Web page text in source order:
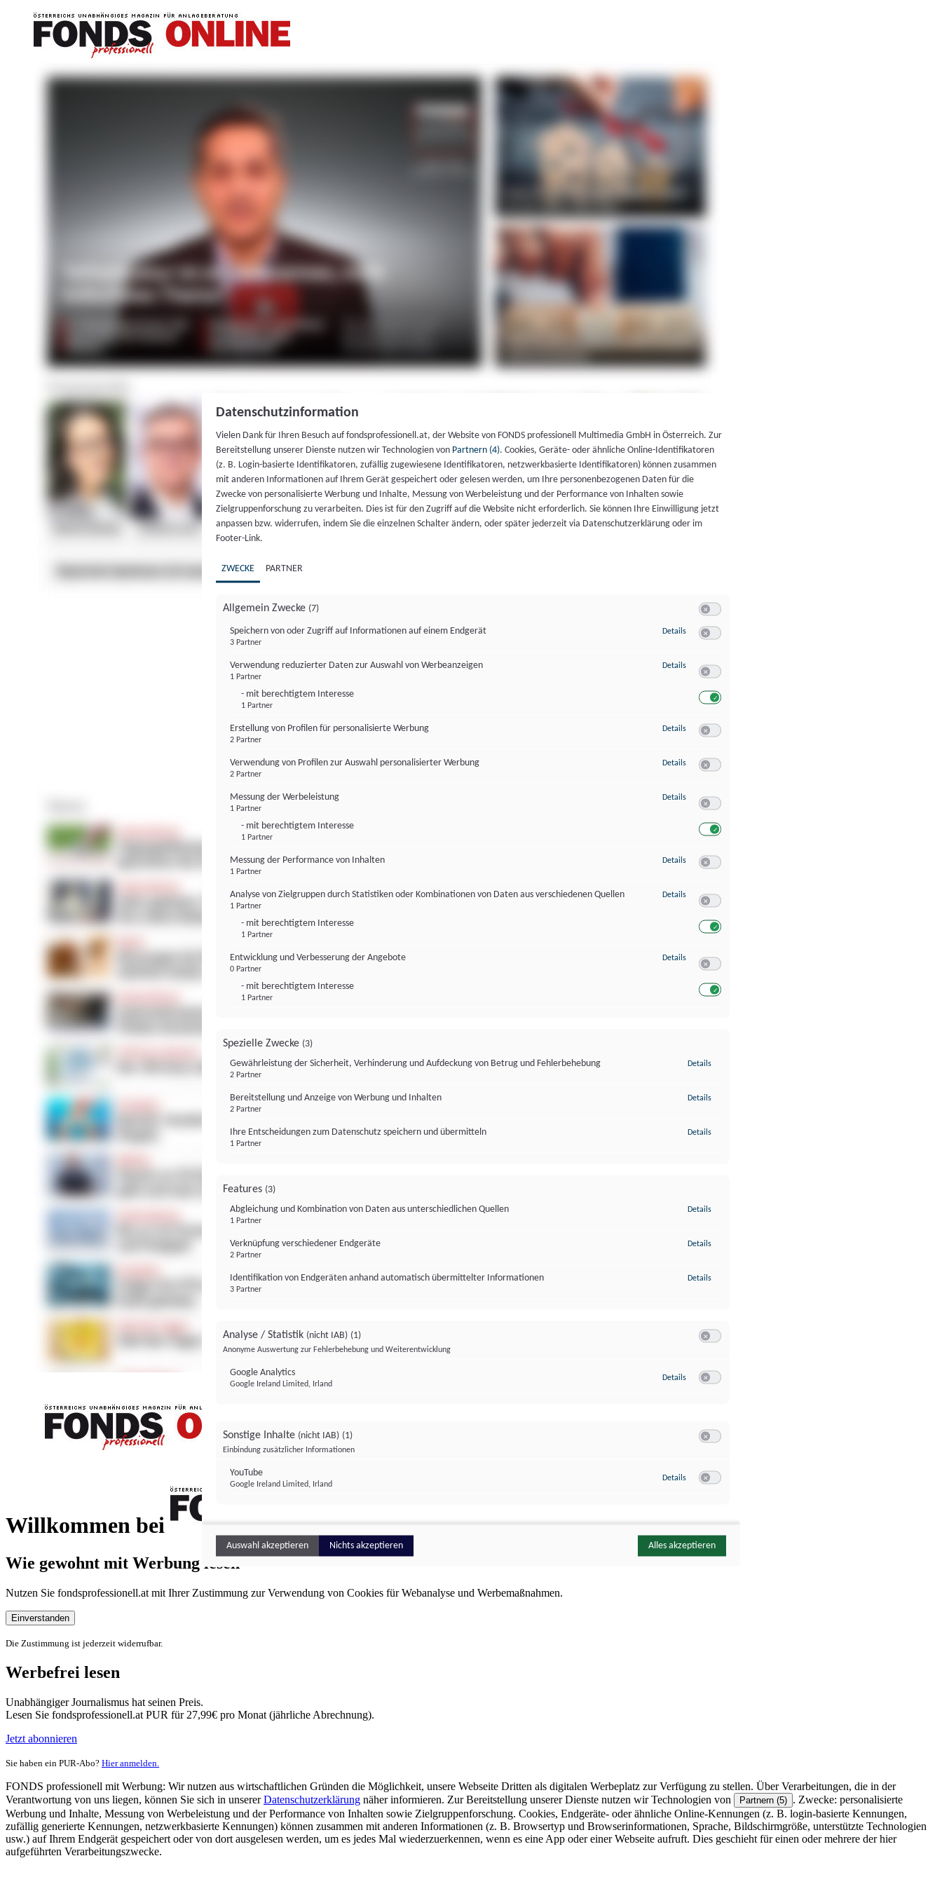
Willkommen bei
FONDS professionell
Wie gewohnt mit Werbung lesen
Nutzen Sie fondsprofessionell.at mit Ihrer Zustimmung zur Verwendung von Cookies für Webanalyse und Werbemaßnahmen.
Einverstanden
Die Zustimmung ist jederzeit widerrufbar.
Werbefrei lesen
Unabhängiger Journalismus hat seinen Preis.
Lesen Sie fondsprofessionell.at PUR für 27,99€ pro Monat (jährliche Abrechnung).
Jetzt abonnieren
Sie haben ein PUR-Abo? Hier anmelden.
FONDS professionell mit Werbung: Wir nutzen aus wirtschaftlichen Gründen die Möglichkeit, unsere Webseite Dritten als digitalen Werbeplatz zur Verfügung zu stellen. Über Verarbeitungen, die in der
Verantwortung von uns liegen, können Sie sich in unsererDatenschutzerklärung näher informieren. Zur Bereitstellung unserer Dienste nutzen wir Technologien von Partnern (5) . Zwecke: personalisierte
Werbung und Inhalte, Messung von Werbeleistung und der Performance von Inhalten sowie Zielgruppenforschung. Cookies, Endgeräte- oder ähnliche Online-Kennungen (z. B. login-basierte Kennungen,
zufällig generierte Kennungen, netzwerkbasierte Kennungen) können zusammen mit anderen Informationen (z. B. Browsertyp und Browserinformationen, Sprache, Bildschirmgröße, unterstützte Technologien
usw.) auf Ihrem Endgerät gespeichert oder von dort ausgelesen werden, um es jedes Mal wiederzuerkennen, wenn es eine App oder einer Webseite aufruft. Dies geschieht für einen oder mehrere der hier
aufgeführten Verarbeitungszwecke.
Datenschutzinformation
Vielen Dank für Ihren Besuch auf fondsprofessionell.at, der Website von FONDS professionell Multimedia GmbH in Österreich. Zur
Bereitstellung unserer Dienste nutzen wir Technologien von Partnern (4). Cookies, Geräte- oder ähnliche Online-Identifikatoren
(z. B. Login-basierte Identifikatoren, zufällig zugewiesene Identifikatoren, netzwerkbasierte Identifikatoren) können zusammen
mit anderen Informationen auf Ihrem Gerät gespeichert oder gelesen werden, um Ihre personenbezogenen Daten für die
Zwecke von personalisierte Werbung und Inhalte, Messung von Werbeleistung und der Performance von Inhalten sowie
Zielgruppenforschung zu verarbeiten. Dies ist für den Zugriff auf die Website nicht erforderlich. Sie können Ihre Einwilligung jetzt
anpassen bzw. widerrufen, indem Sie die einzelnen Schalter ändern, oder später jederzeit via Datenschutzerklärung oder im
Footer-Link.
ZWECKE PARTNER
Allgemein Zwecke (7)
Speichern von oder Zugriff auf Informationen auf einem Endgerät
3 Partner
Details zu Speichern von oder Zugriff auf Informationen auf einem Endgerät
Verwendung reduzierter Daten zur Auswahl von Werbeanzeigen
1 Partner
- mit berechtigtem Interesse
1 Partner
Details zu Verwendung reduzierter Daten zur Auswahl von Werbeanzeigen
Erstellung von Profilen für personalisierte Werbung
2 Partner
Details zu Erstellung von Profilen für personalisierte Werbung
Verwendung von Profilen zur Auswahl personalisierter Werbung
2 Partner
Details zu Verwendung von Profilen zur Auswahl personalisierter Werbung
Messung der Werbeleistung
1 Partner
- mit berechtigtem Interesse
1 Partner
Details zu Messung der Werbeleistung
Messung der Performance von Inhalten
1 Partner
Details zu Messung der Performance von Inhalten
Analyse von Zielgruppen durch Statistiken oder Kombinationen von Daten aus verschiedenen Quellen
1 Partner
- mit berechtigtem Interesse
1 Partner
Details zu Analyse von Zielgruppen durch Statistiken oder Kombinationen von
Entwicklung und Verbesserung der Angebote
0 Partner
- mit berechtigtem Interesse
1 Partner
Details zu Entwicklung und Verbesserung der Angebote
Spezielle Zwecke (3)
Gewährleistung der Sicherheit, Verhinderung und Aufdeckung von Betrug und Fehlerbehebung
2 Partner
Details
Bereitstellung und Anzeige von Werbung und Inhalten
2 Partner
Details
Ihre Entscheidungen zum Datenschutz speichern und übermitteln
1 Partner
Details
Features (3)
Abgleichung und Kombination von Daten aus unterschiedlichen Quellen
1 Partner
Details
Verknüpfung verschiedener Endgeräte
2 Partner
Details
Identifikation von Endgeräten anhand automatisch übermittelter Informationen
3 Partner
Details
Analyse / Statistik (nicht IAB) (1)
Anonyme Auswertung zur Fehlerbehebung und Weiterentwicklung
Google Analytics
Google Ireland Limited, Irland
Details zu Google Analytics
Sonstige Inhalte (nicht IAB) (1)
Einbindung zusätzlicher Informationen
YouTube
Google Ireland Limited, Irland
Details zu YouTube
Auswahl akzeptieren Nichts akzeptieren Alles akzeptieren